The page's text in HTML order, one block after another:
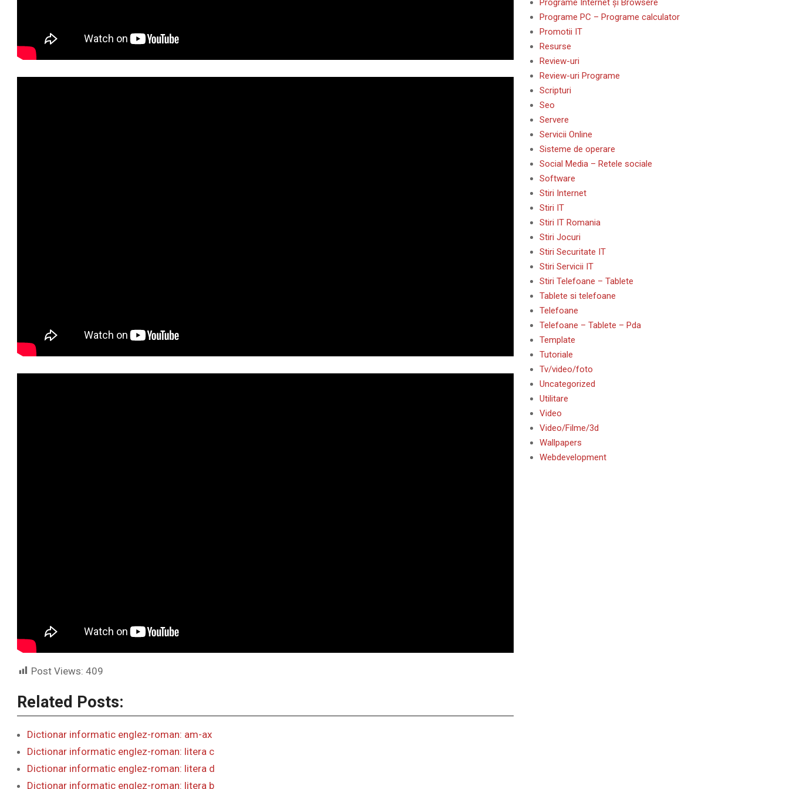
Post Views: 409
Related Posts:
Dictionar informatic englez-roman: am-ax
Dictionar informatic englez-roman: litera c
Dictionar informatic englez-roman: litera d
Dictionar informatic englez-roman: litera b
Programe Internet și Browsere
Programe PC – Programe calculator
Promotii IT
Resurse
Review-uri
Review-uri Programe
Scripturi
Seo
Servere
Servicii Online
Sisteme de operare
Social Media – Retele sociale
Software
Stiri Internet
Stiri IT
Stiri IT Romania
Stiri Jocuri
Stiri Securitate IT
Stiri Servicii IT
Stiri Telefoane – Tablete
Tablete si telefoane
Telefoane
Telefoane – Tablete – Pda
Template
Tutoriale
Tv/video/foto
Uncategorized
Utilitare
Video
Video/Filme/3d
Wallpapers
Webdevelopment